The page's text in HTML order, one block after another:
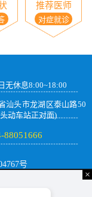
推荐医师
对症就诊
无休息8:00~18:00
汕头市龙湖区泰山路50
动车站正对面)
88051666
号
×